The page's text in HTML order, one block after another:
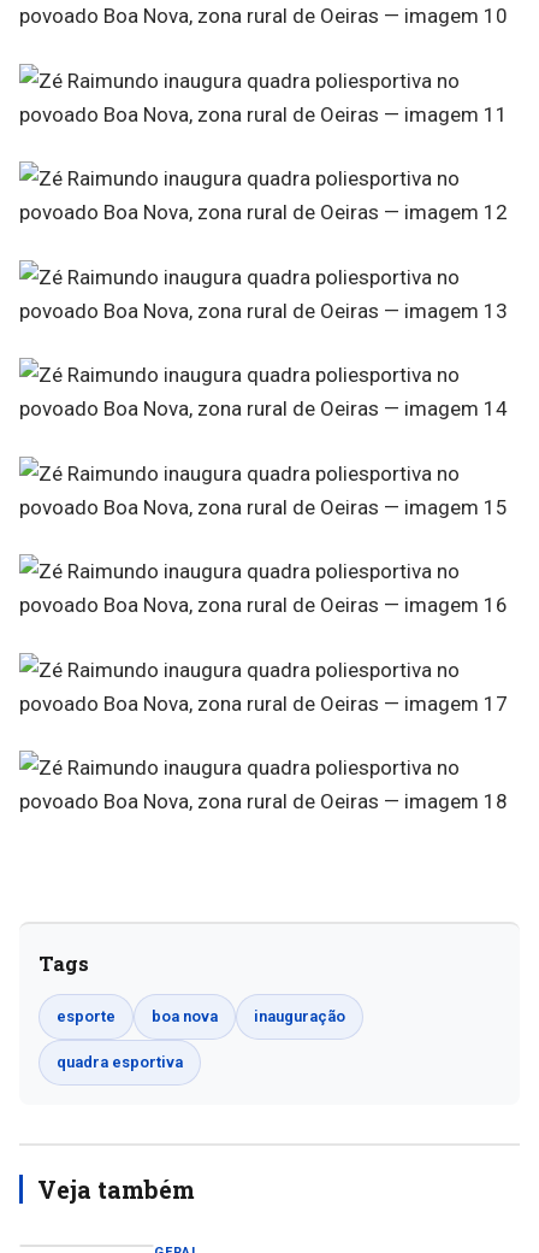
Tags
esporte boa nova inauguração
quadra esportiva
Veja também